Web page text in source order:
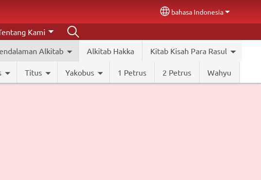
Select your language
bahasa Indonesia
Alkitab Alkitab Hakka Kitab Kisah Para Rasul
Titus Yakobus 1 Petrus 2 Petrus Wahyu
Kami